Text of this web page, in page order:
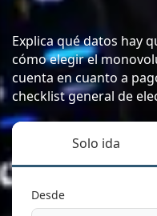
Explica qué datos hay
cómo elegir el
cuenta en cuanto a
checklist general de
Solo ida
Desde